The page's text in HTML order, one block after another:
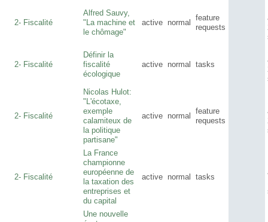
2- Fiscalité
Alfred Sauvy,
"La machine et
le chômage"
active normal
feature
requests
2- Fiscalité
Définir la
fiscalité
écologique
active normal tasks
2- Fiscalité
Nicolas Hulot:
"L'écotaxe,
exemple
calamiteux de
la politique
partisane"
active normal
feature
requests
2- Fiscalité
La France
championne
européenne de
la taxation des
entreprises et
du capital
active normal tasks
Une nouvelle